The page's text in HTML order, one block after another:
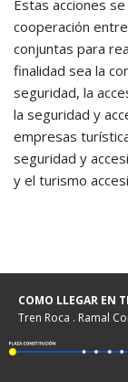
Estas acciones
cooperación
conjuntas para
finalidad sea la
seguridad, la
la seguridad y
empresas
seguridad y
y el turismo
COMO LLEGAR EN
Tren Roca . Ramal